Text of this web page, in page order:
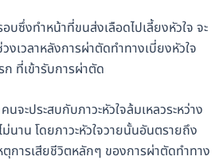
บซึ่งทำหน้าที่ขนส่งเลือดไปเลี้ยงหัวใจ จะ
งเวลาหลังการผ่าตัดทำทางเบี่ยงหัวใจ
ก ที่เข้ารับการผ่าตัด
จะประสบกับภาวะหัวใจล้มเหลวระหว่าง
นาน โดยภาวะหัวใจวายนั้นอันตรายถึง
การเสียชีวิตหลักๆ ของการผ่าตัดทำทาง